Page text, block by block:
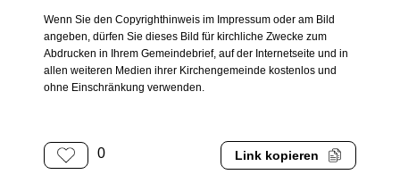
Wenn Sie den Copyrighthinweis im Impressum oder am Bild
angeben, dürfen Sie dieses Bild für kirchliche Zwecke zum
Abdrucken in Ihrem Gemeindebrief, auf der Internetseite und in
allen weiteren Medien ihrer Kirchengemeinde kostenlos und
ohne Einschränkung verwenden.
0 Link kopieren